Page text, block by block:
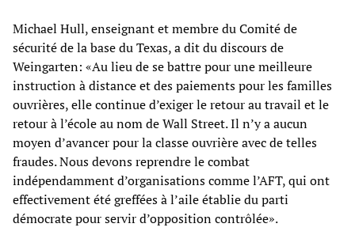
Michael Hull, enseignant et membre du Comité de
sécurité de la base du Texas, a dit du discours de
Weingarten: «Au lieu de se battre pour une meilleure
instruction à distance et des paiements pour les familles
ouvrières, elle continue d’exiger le retour au travail et le
retour à l’école au nom de Wall Street. Il n’y a aucun
moyen d’avancer pour la classe ouvrière avec de telles
fraudes. Nous devons reprendre le combat
indépendamment d’organisations comme l’AFT, qui ont
effectivement été greffées à l’aile établie du parti
démocrate pour servir d’opposition contrôlée».